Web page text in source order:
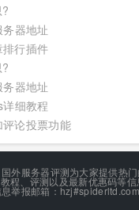
器地址
行插件
器地址
细教程
论投票功能
外服务器评测为大家提供热
程、评测以及最新优惠码等
举报邮箱：hzj#spiderltd.com